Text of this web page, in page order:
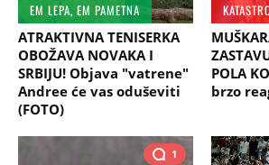
EM LEPA, EM PAMETNA
ATRAKTIVNA TENISERKA
OBOŽAVA NOVAKA I
SRBIJU! Objava "vatrene"
Andree će vas oduševiti
(FOTO)
POLA
brzo
1